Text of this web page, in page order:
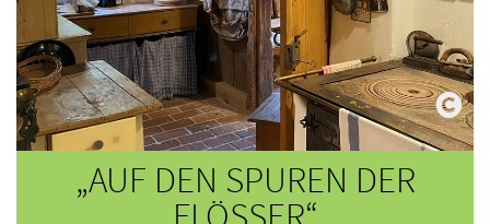
„AUF DEN SPUREN DER
FLÖSSER“